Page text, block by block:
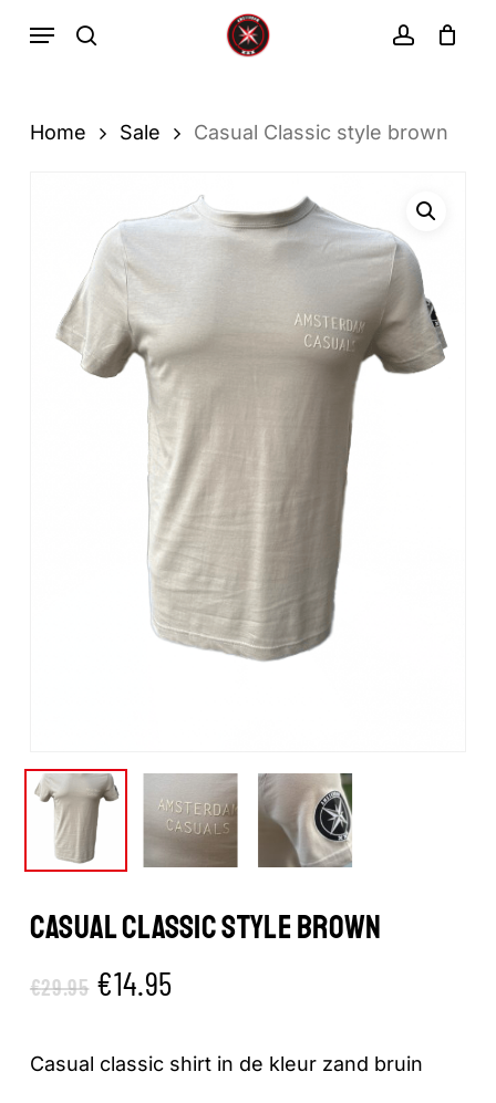
zoekopdracht
Menu
Winkelwagen
Home Sale Casual Classic style brown
CASUAL CLASSIC STYLE BROWN
€29.95 Oorspronkelijke
was:
€29.95.
€14.95Huidige
is:
€14.95.
Casual classic shirt in de kleur zand bruin